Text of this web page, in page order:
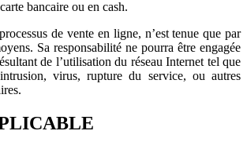
bancaire ou en cash.
de vente en ligne, n’est tenue que par
Sa responsabilité ne pourra être engagée
de l’utilisation du réseau Internet tel que
virus, rupture du service, ou autres